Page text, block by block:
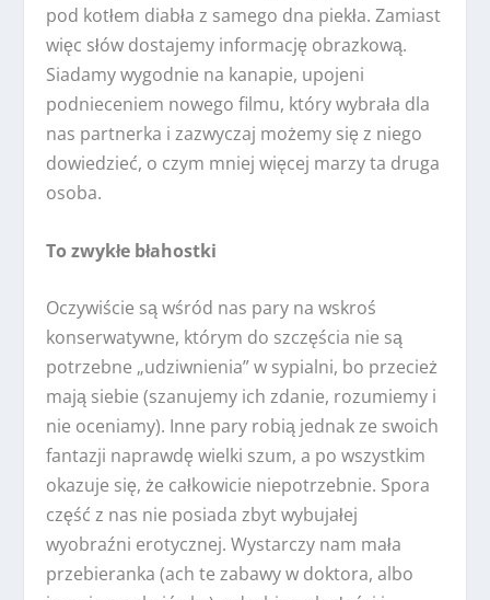
pod kotłem diabła z samego dna piekła. Zamiast
więc słów dostajemy informację obrazkową.
Siadamy wygodnie na kanapie, upojeni
podnieceniem nowego filmu, który wybrała dla
nas partnerka i zazwyczaj możemy się z niego
dowiedzieć, o czym mniej więcej marzy ta druga
osoba.
To zwykłe błahostki
Oczywiście są wśród nas pary na wskroś
konserwatywne, którym do szczęścia nie są
potrzebne „udziwnienia” w sypialni, bo przecież
mają siebie (szanujemy ich zdanie, rozumiemy i
nie oceniamy). Inne pary robią jednak ze swoich
fantazji naprawdę wielki szum, a po wszystkim
okazuje się, że całkowicie niepotrzebnie. Spora
część z nas nie posiada zbyt wybujałej
wyobraźni erotycznej. Wystarczy nam mała
przebieranka (ach te zabawy w doktora, albo